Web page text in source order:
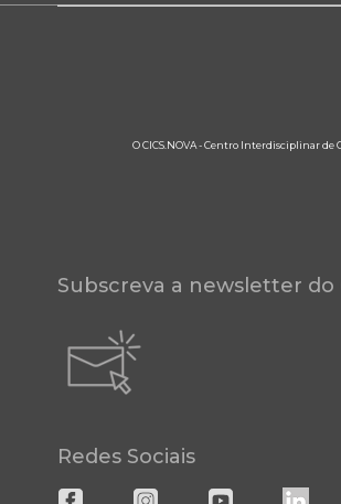
O CICS.NOVA - Centro Interdisciplinar de
Subscreva a newsletter do
Redes Sociais